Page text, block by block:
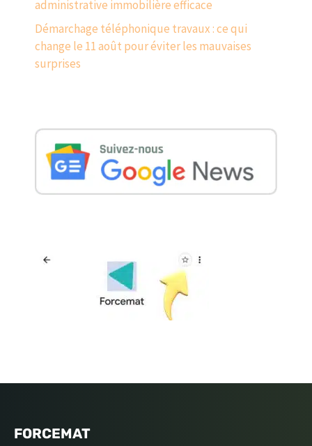
administrative immobilière efficace
Démarchage téléphonique travaux : ce qui
change le 11 août pour éviter les mauvaises
surprises
FORCEMAT